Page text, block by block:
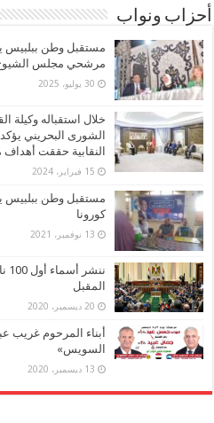
أحزاب ونواب
مستقبل وطن ببلبيس
مرشحي مجلس
30 يوليو، 2025
خلال استقباله وكيلة
الشورى البحريني
النقابية حققت أهداف
15 فبراير، 2024
مستقبل وطن ببلبيس
كورونا
13 نوفمبر، 2021
المقبل
20 ديسمبر، 2020
أبناء المرحوم غريب
السويس»
13 ديسمبر، 2020